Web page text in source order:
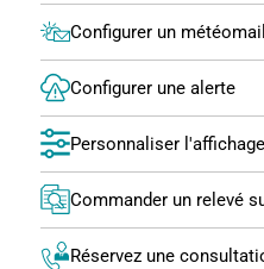
Configurer un météomail
Configurer une alerte
Personnaliser
Commander un relevé
Réservez une